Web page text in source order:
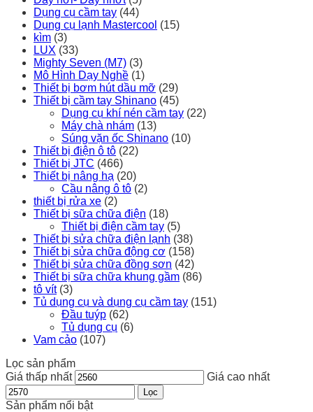
Dụng cụ cầm tay (44)
Dụng cụ lạnh Mastercool (15)
kìm (3)
LUX (33)
Mighty Seven (M7) (3)
Mô Hình Dạy Nghề (1)
Thiết bị bơm hút dầu mỡ (29)
Thiết bị cầm tay Shinano (45)
Dụng cụ khí nén cầm tay (22)
Máy chà nhám (13)
Súng vặn ốc Shinano (10)
Thiết bị điện ô tô (22)
Thiết bị JTC (466)
Thiết bị nâng hạ (20)
Cầu nâng ô tô (2)
thiết bị rửa xe (2)
Thiết bị sữa chữa điện (18)
Thiết bị điện cầm tay (5)
Thiết bị sửa chữa điện lạnh (38)
Thiết bị sửa chữa động cơ (158)
Thiết bị sửa chữa đồng sơn (42)
Thiết bị sữa chữa khung gầm (86)
tô vít (3)
Tủ dụng cụ và dụng cụ cầm tay (151)
Đầu tuýp (62)
Tủ dụng cụ (6)
Vam cảo (107)
Lọc sản phẩm
Giá thấp nhất
Giá cao nhất
Lọc
Sản phẩm nổi bật